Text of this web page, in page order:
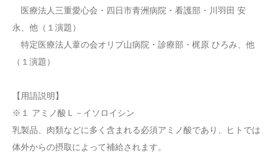
医療法人三重愛心会・四日市青洲病院・看護部・川羽田 安
永、他（１演題）
特定医療法人葦の会オリブ山病院・診療部・梶原 ひろみ、他
（１演題）
【用語説明】
※１ アミノ酸Ｌ－イソロイシン
乳製品、肉類などに多く含まれる必須アミノ酸であり、ヒトでは
体外からの摂取によって補給されます。